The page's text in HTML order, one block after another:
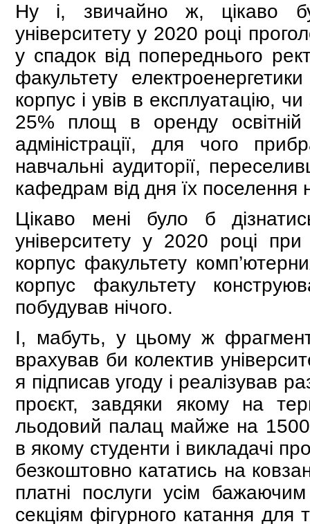
Ну і, звичайно ж, цікаво
університету у 2020 році
у спадок від попереднього
факультету
корпус і увів в експлуатацію,
25% площ в оренду освітній
адміністрації, для чого
навчальні аудиторії,
кафедрам від дня їх поселення
Цікаво мені було б
університету у 2020 році
корпус факультету
корпус факультету
побудував нічого.
І, мабуть, у цьому ж
врахував би колектив
я підписав угоду і реалізував
проєкт, завдяки якому на
льодовий палац майже на 1500
в якому студенти і викладачі
безкоштовно кататись на
платні послуги усім
секціям фігурного катання